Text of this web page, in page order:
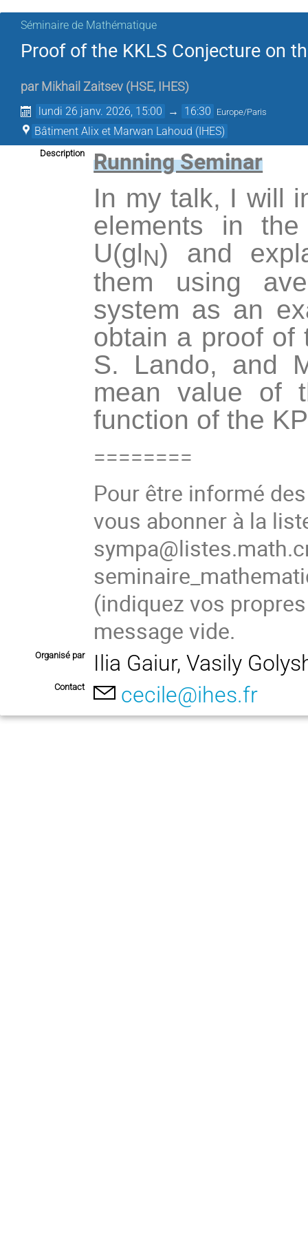
Séminaire de Mathématique
Proof of the KKLS Conjecture on
par Mikhail Zaitsev (HSE, IHES)
lundi 26 janv. 2026, 15:00 → 16:30 Europe/Paris
Bâtiment Alix et Marwan Lahoud (IHES)
Description
Running Seminar
In my talk, I will
elements in the
U(glN) and
them using
system as an
obtain a proof of
S. Lando, and
mean value of
function of the
========
Pour être informé
vous abonner à la
(indiquez vos
message vide.
Organisé par Ilia Gaiur, Vasily
Contact cecile@ihes.fr